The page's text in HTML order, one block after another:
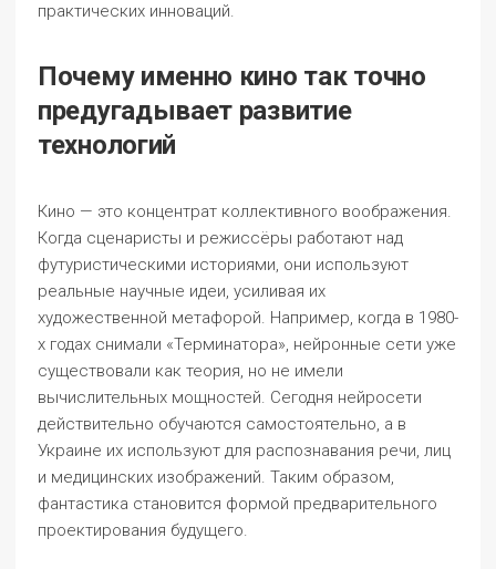
практических инноваций.
Почему именно кино так точно
предугадывает развитие
технологий
Кино — это концентрат коллективного воображения.
Когда сценаристы и режиссёры работают над
футуристическими историями, они используют
реальные научные идеи, усиливая их
художественной метафорой. Например, когда в 1980-
х годах снимали «Терминатора», нейронные сети уже
существовали как теория, но не имели
вычислительных мощностей. Сегодня нейросети
действительно обучаются самостоятельно, а в
Украине их используют для распознавания речи, лиц
и медицинских изображений. Таким образом,
фантастика становится формой предварительного
проектирования будущего.